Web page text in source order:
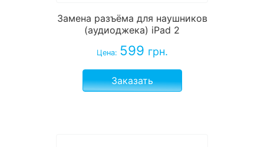
Замена разъёма для наушников
(аудиоджека) iPad 2
Цена: 599 грн.
Заказать